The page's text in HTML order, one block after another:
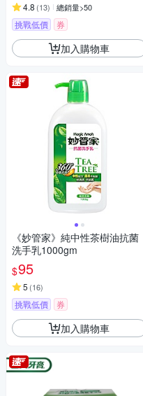
4.8 (13) 總銷量>50
挑戰低價 券
加入購物車
《妙管家》純中性茶樹油抗菌
洗手乳1000gm
$95
5 (16)
挑戰低價 券
加入購物車